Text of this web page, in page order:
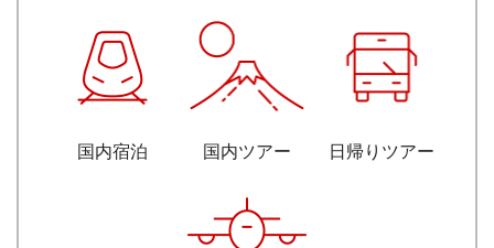
国内宿泊 国内ツアー 日帰りツアー